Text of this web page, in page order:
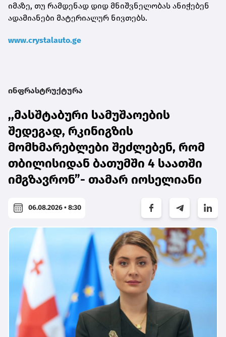
იმაზე, თუ რამდენად დიდ მნიშვნელობას ანიჭებენ
ადამიანები მატერიალურ ნივთებს.
www.crystalauto.ge
ინფრასტრუქტურა
,,მასშტაბური სამუშაოების
შედეგად, რკინიგზის
მომხმარებლები შეძლებენ, რომ
თბილისიდან ბათუმში 4 საათში
იმგზავრონ”- თამარ იოსელიანი
06.08.2026 • 8:30